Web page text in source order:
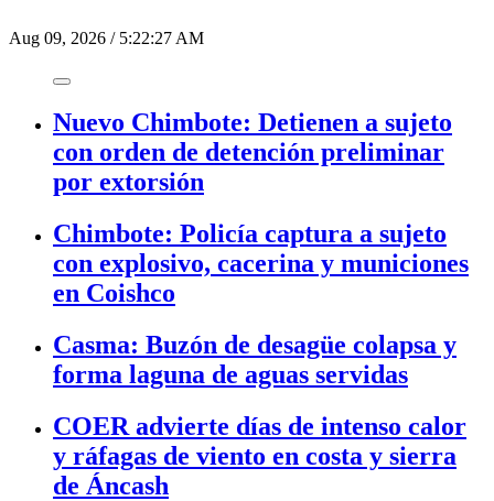
Aug 09, 2026 / 5:22:27 AM
Nuevo Chimbote: Detienen a sujeto
con orden de detención preliminar
por extorsión
Chimbote: Policía captura a sujeto
con explosivo, cacerina y municiones
en Coishco
Casma: Buzón de desagüe colapsa y
forma laguna de aguas servidas
COER advierte días de intenso calor
y ráfagas de viento en costa y sierra
de Áncash